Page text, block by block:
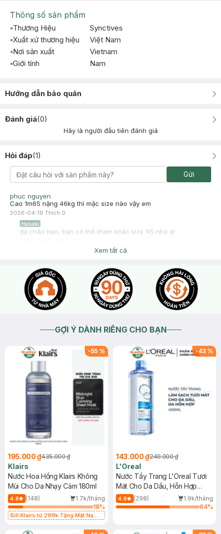
Thông số sản phẩm
Thương Hiệu
Synctives
Xuất xứ thương hiệu
Việt Nam
Nơi sản xuất
Vietnam
Giới tính
Nam
Hướng dẫn bảo quản
Đánh giá(0)
Hãy là người đầu tiên đánh giá
Hỏi đáp(1)
Gửi
phuc nguyen
Cao 1m65 nặng 46kg thì mặc size nào vậy em
2026-04-19 Thích 0
Hasaki
dạ chào bạn, bạn có thể tham khảo size XS nhé ạ!
Xem tất cả
GỢI Ý DÀNH RIÊNG CHO BẠN
-55 %
195.000 ₫435.000 ₫
Klairs
Nước Hoa Hồng Klairs Không
Mùi Cho Da Nhạy Cảm 180ml
4.8 (148)
1.7k/tháng
18%
Bill Klairs từ 299k Tặng Mặt Nạ
25ml (SL Có Hạn)
-43 %
143.000 ₫249.000 ₫
L'Oreal
Nước Tẩy Trang L'Oreal Tươi
Mát Cho Da Dầu, Hỗn Hợp
400ml
4.8 (298)
1.9k/tháng
64%